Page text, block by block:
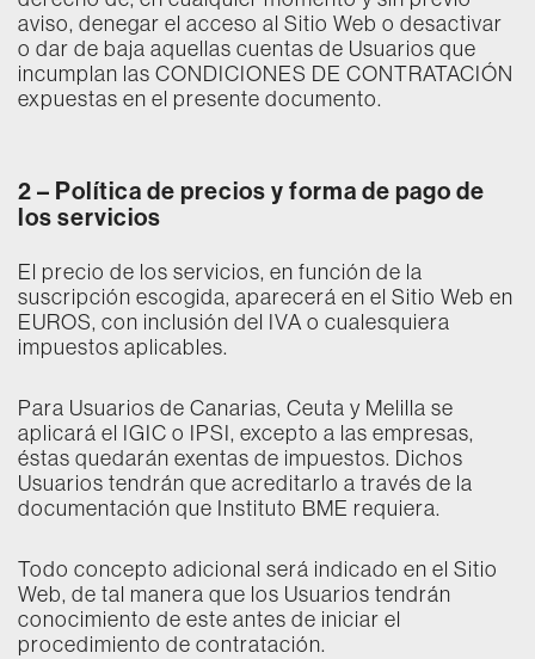
aviso, denegar el acceso al Sitio Web o desactivar
o dar de baja aquellas cuentas de Usuarios que
incumplan las CONDICIONES DE CONTRATACIÓN
expuestas en el presente documento.
2 – Política de precios y forma de pago de
los servicios
El precio de los servicios, en función de la
suscripción escogida, aparecerá en el Sitio Web en
EUROS, con inclusión del IVA o cualesquiera
impuestos aplicables.
Para Usuarios de Canarias, Ceuta y Melilla se
aplicará el IGIC o IPSI, excepto a las empresas,
éstas quedarán exentas de impuestos. Dichos
Usuarios tendrán que acreditarlo a través de la
documentación que Instituto BME requiera.
Todo concepto adicional será indicado en el Sitio
Web, de tal manera que los Usuarios tendrán
conocimiento de este antes de iniciar el
procedimiento de contratación.